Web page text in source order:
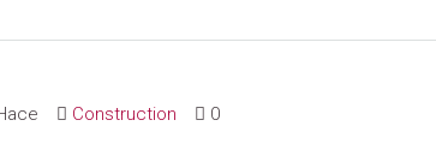
Construction 0